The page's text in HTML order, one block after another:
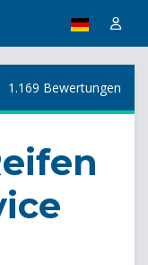
1.169 Bewertungen